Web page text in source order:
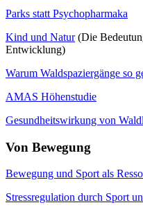
Parks statt Psychopharmaka
Kind und Natur(Die
Entwicklung)
Warum Waldspaziergänge so
AMAS Höhenstudie
Gesundheitswirkung von
Von Bewegung
Bewegung und Sport als
Stressregulation durch Sport